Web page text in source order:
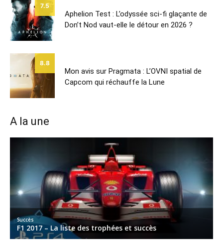
7.5
Aphelion Test : L’odyssée sci-fi glaçante de
Don’t Nod vaut-elle le détour en 2026 ?
8.8
Mon avis sur Pragmata : L’OVNI spatial de
Capcom qui réchauffe la Lune
A la une